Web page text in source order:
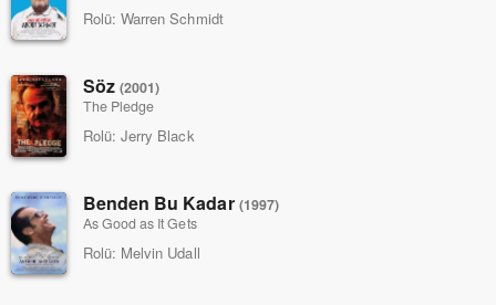
Rolü: Warren Schmidt
Söz(2001)
The Pledge
Rolü: Jerry Black
Benden Bu Kadar (1997)
As Good as It Gets
Rolü: Melvin Udall